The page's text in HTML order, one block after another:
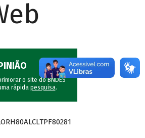
o site do BNDES
rápida pesquisa.